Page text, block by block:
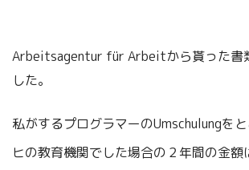
Arbeitsagentur für Arbeitから貰った書
した。
私がするプログラマーのUmschulungを
ヒの教育機関でした場合の２年間の金額